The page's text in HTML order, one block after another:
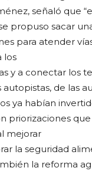
señaló que
propuso sacar
para atender
los
y a conectar los
autopistas, de las
ya habían
priorizaciones
mejorar
la seguridad
la reforma